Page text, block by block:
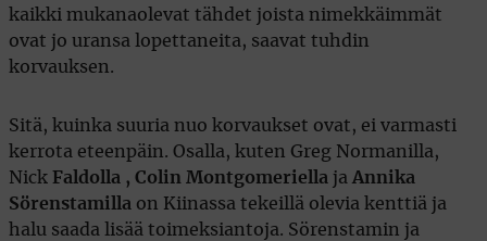
kaikki mukanaolevat tähdet joista nimekkäimmät
ovat jo uransa lopettaneita, saavat tuhdin
korvauksen.
Sitä, kuinka suuria nuo korvaukset ovat, ei varmasti
kerrota eteenpäin. Osalla, kuten Greg Normanilla,
Nick Faldolla , Colin Montgomeriella ja Annika
Sörenstamilla on Kiinassa tekeillä olevia kenttiä ja
halu saada lisää toimeksiantoja. Sörenstamin ja